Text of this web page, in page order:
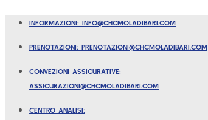
INFORMAZIONI: INFO@CHCMOLADIBARI.COM
PRENOTAZIONI: PRENOTAZIONI@CHCMOLADIBARI.COM
CONVEZIONI ASSICURATIVE:
ASSICURAZIONI@CHCMOLADIBARI.COM
CENTRO ANALISI: